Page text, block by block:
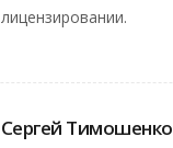
лицензировании.
Сергей Тимошенко